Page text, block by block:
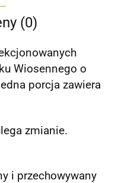
(0)
Wiosennego o
porcja zawiera
zmianie.
i przechowywany